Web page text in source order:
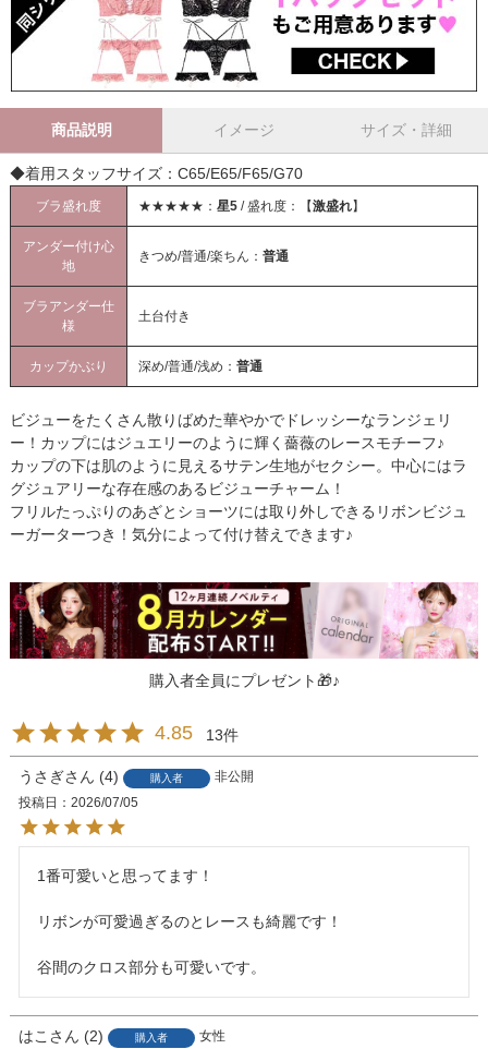
商品説明 イメージ サイズ・詳細
◆着用スタッフサイズ：C65/E65/F65/G70
ブラ盛れ度 ★★★★★： 星5/ 盛れ度：【激盛れ】
アンダー付け心
地
きつめ/普通/楽ちん： 普通
ブラアンダー仕
様
土台付き
カップかぶり 深め/普通/浅め： 普通
ビジューをたくさん散りばめた華やかでドレッシーなランジェリ
ー！カップにはジュエリーのように輝く薔薇のレースモチーフ♪
カップの下は肌のように見えるサテン生地がセクシー。中心にはラ
グジュアリーな存在感のあるビジューチャーム！
フリルたっぷりのあざとショーツには取り外しできるリボンビジュ
ーガーターつき！気分によって付け替えできます♪
購入者全員にプレゼント🎁♪
4.85 13
うさぎ 4 購入者
非公開
投稿日
2026/07/05
1番可愛いと思ってます！
リボンが可愛過ぎるのとレースも綺麗です！
谷間のクロス部分も可愛いです。
はこ 2 購入者
女性